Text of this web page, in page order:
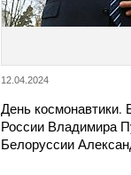
12.04.2024
День космонавтики.
России Владимира
Белоруссии